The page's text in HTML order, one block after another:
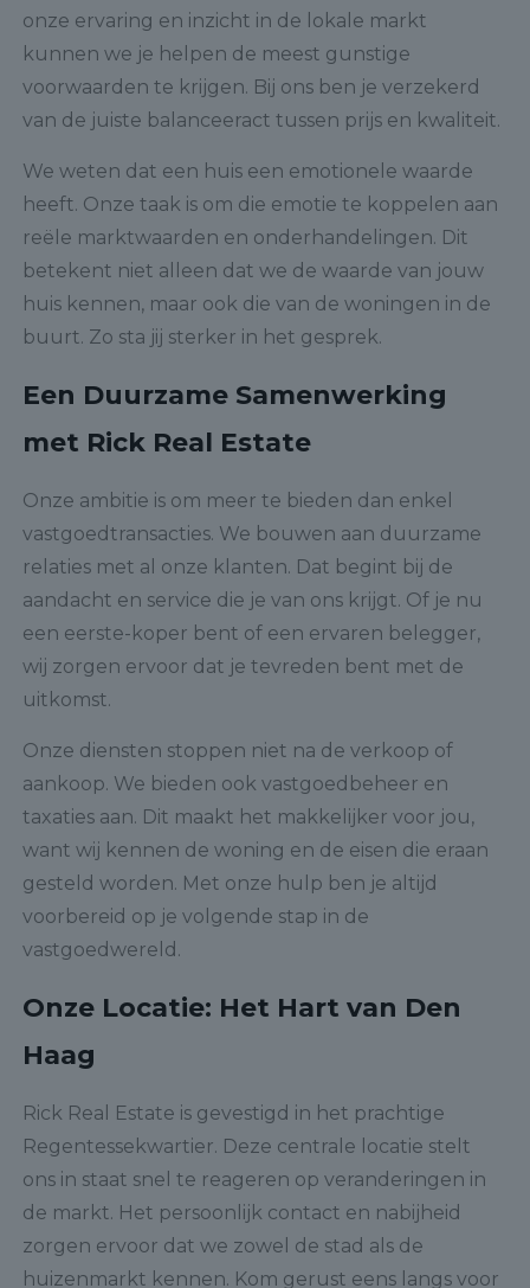
onze ervaring en inzicht in de lokale markt
kunnen we je helpen de meest gunstige
voorwaarden te krijgen. Bij ons ben je verzekerd
van de juiste balanceeract tussen prijs en kwaliteit.
We weten dat een huis een emotionele waarde
heeft. Onze taak is om die emotie te koppelen aan
reële marktwaarden en onderhandelingen. Dit
betekent niet alleen dat we de waarde van jouw
huis kennen, maar ook die van de woningen in de
buurt. Zo sta jij sterker in het gesprek.
Een Duurzame Samenwerking
met Rick Real Estate
Onze ambitie is om meer te bieden dan enkel
vastgoedtransacties. We bouwen aan duurzame
relaties met al onze klanten. Dat begint bij de
aandacht en service die je van ons krijgt. Of je nu
een eerste-koper bent of een ervaren belegger,
wij zorgen ervoor dat je tevreden bent met de
uitkomst.
Onze diensten stoppen niet na de verkoop of
aankoop. We bieden ook vastgoedbeheer en
taxaties aan. Dit maakt het makkelijker voor jou,
want wij kennen de woning en de eisen die eraan
gesteld worden. Met onze hulp ben je altijd
voorbereid op je volgende stap in de
vastgoedwereld.
Onze Locatie: Het Hart van Den
Haag
Rick Real Estate is gevestigd in het prachtige
Regentessekwartier. Deze centrale locatie stelt
ons in staat snel te reageren op veranderingen in
de markt. Het persoonlijk contact en nabijheid
zorgen ervoor dat we zowel de stad als de
huizenmarkt kennen. Kom gerust eens langs voor